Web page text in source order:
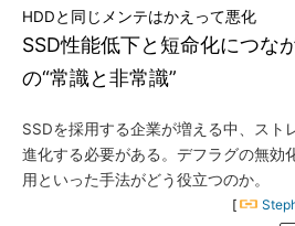
SSD性能低下と短命化につな
の“常識と非常識”
HDDと同じメンテはかえって悪化
SSDを採用する企業が増える中、スト
進化する必要がある。デフラグの無効
用といった手法がどう役立つのか。
[